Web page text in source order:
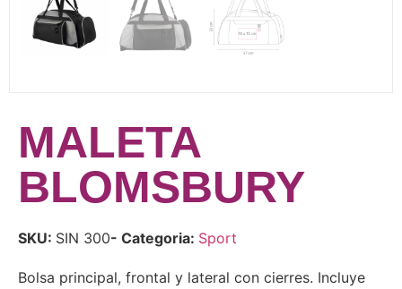
MALETA
BLOMSBURY
SKU: SIN 300- Categoria: Sport
Bolsa principal, frontal y lateral con cierres. Incluye